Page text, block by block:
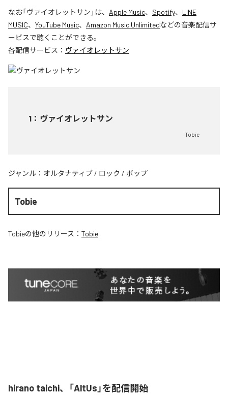
なお「ヴァイオレットサン 」は、 Apple Music、 Spotify、 LINE
MUSIC、 YouTube Music、 Amazon Music Unlimitedなどの音楽配信サ
ービスで聴くことができる。
各配信サービス： ヴァイオレットサン
1 ： ヴァイオレットサン
Tobie
ジャンル： オルタナティブ / ロック / ポップ
Tobie
Tobieの他のリリース： Tobie
hirano taichi、「AltUs」を配信開始